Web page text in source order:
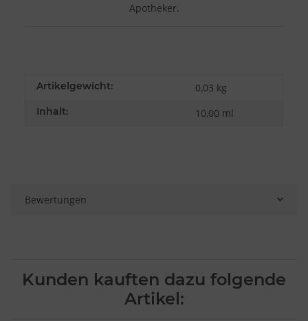
Apotheker.
Artikelgewicht: 0,03 kg
Inhalt: 10,00 ml
Bewertungen
Kunden kauften dazu folgende
Artikel: